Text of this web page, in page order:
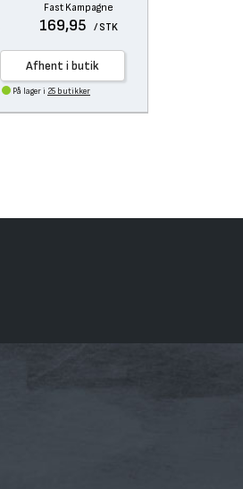
Fast Kampagne
169,95 / STK
Afhent i butik
På lager i 25 butikker